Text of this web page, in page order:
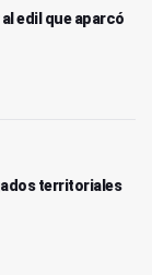
edil que aparcó
territoriales